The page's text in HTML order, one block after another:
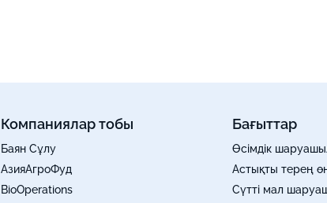
Компаниялар тобы
Баян Сұлу
АзияАгроФуд
BioOperations
Бағыттар
Өсімдік
Астықты терең
Сүтті мал